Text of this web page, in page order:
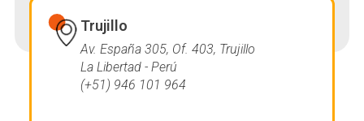
Trujillo
Av. España 305, Of. 403, Trujillo
La Libertad - Perú
(+51) 946 101 964